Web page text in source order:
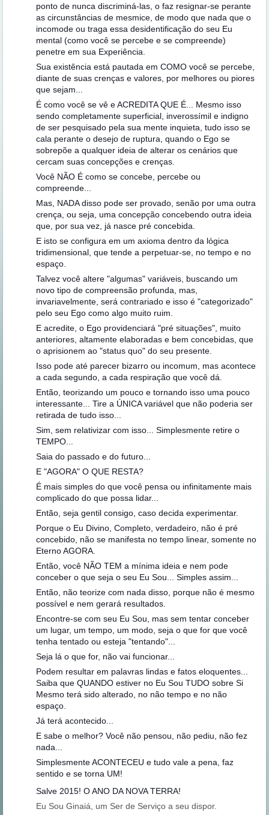
ponto de nunca discriminá-las, o faz resignar-se perante
as circunstâncias de mesmice, de modo que nada que o
incomode ou traga essa desidentificação do seu Eu
mental (como você se percebe e se compreende)
penetre em sua Experiência.
Sua existência está pautada em COMO você se percebe,
diante de suas crenças e valores, por melhores ou piores
que sejam...
É como você se vê e ACREDITA QUE É... Mesmo isso
sendo completamente superficial, inverossímil e indigno
de ser pesquisado pela sua mente inquieta, tudo isso se
cala perante o desejo de ruptura, quando o Ego se
sobrepõe a qualquer ideia de alterar os cenários que
cercam suas concepções e crenças.
Você NÃO É como se concebe, percebe ou
compreende...
Mas, NADA disso pode ser provado, senão por uma outra
crença, ou seja, uma concepção concebendo outra ideia
que, por sua vez, já nasce pré concebida.
E isto se configura em um axioma dentro da lógica
tridimensional, que tende a perpetuar-se, no tempo e no
espaço.
Talvez você altere "algumas" variáveis, buscando um
novo tipo de compreensão profunda, mas,
invariavelmente, será contrariado e isso é "categorizado"
pelo seu Ego como algo muito ruim.
E acredite, o Ego providenciará "pré situações", muito
anteriores, altamente elaboradas e bem concebidas, que
o aprisionem ao "status quo" do seu presente.
Isso pode até parecer bizarro ou incomum, mas acontece
a cada segundo, a cada respiração que você dá.
Então, teorizando um pouco e tornando isso uma pouco
interessante... Tire a ÚNICA variável que não poderia ser
retirada de tudo isso...
Sim, sem relativizar com isso... Simplesmente retire o
TEMPO...
Saia do passado e do futuro...
E "AGORA" O QUE RESTA?
É mais simples do que você pensa ou infinitamente mais
complicado do que possa lidar...
Então, seja gentil consigo, caso decida experimentar.
Porque o Eu Divino, Completo, verdadeiro, não é pré
concebido, não se manifesta no tempo linear, somente no
Eterno AGORA.
Então, você NÃO TEM a mínima ideia e nem pode
conceber o que seja o seu Eu Sou... Simples assim...
Então, não teorize com nada disso, porque não é mesmo
possível e nem gerará resultados.
Encontre-se com seu Eu Sou, mas sem tentar conceber
um lugar, um tempo, um modo, seja o que for que você
tenha tentado ou esteja "tentando"...
Seja lá o que for, não vai funcionar...
Podem resultar em palavras lindas e fatos eloquentes...
Saiba que QUANDO estiver no Eu Sou TUDO sobre Si
Mesmo terá sido alterado, no não tempo e no não
espaço.
Já terá acontecido...
E sabe o melhor? Você não pensou, não pediu, não fez
nada...
Simplesmente ACONTECEU e tudo vale a pena, faz
sentido e se torna UM!
Salve 2015! O ANO DA NOVA TERRA!
Eu Sou Ginaiá, um Ser de Serviço a seu dispor.